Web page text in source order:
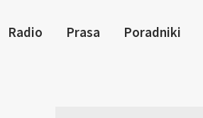
Radio Prasa Poradniki